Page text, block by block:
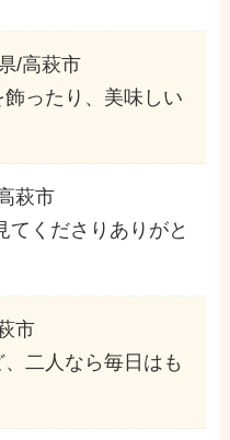
/高萩市
ったり、美味しい
萩市
てくださりありがと
市
二人なら毎日はも